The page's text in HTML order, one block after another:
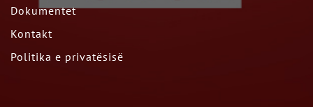
Dokumentet
Kontakt
Politika e privatësisë